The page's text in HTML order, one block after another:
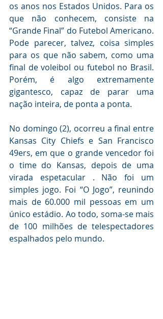
os anos nos Estados Unidos. Para os
que não conhecem, consiste na
“Grande Final” do Futebol Americano.
Pode parecer, talvez, coisa simples
para os que não sabem, como uma
final de voleibol ou futebol no Brasil.
Porém, é algo extremamente
gigantesco, capaz de parar uma
nação inteira, de ponta a ponta.
No domingo (2), ocorreu a final entre
Kansas City Chiefs e San Francisco
49ers, em que o grande vencedor foi
o time do Kansas, depois de uma
virada espetacular . Não foi um
simples jogo. Foi “O Jogo”, reunindo
mais de 60.000 mil pessoas em um
único estádio. Ao todo, soma-se mais
de 100 milhões de telespectadores
espalhados pelo mundo.